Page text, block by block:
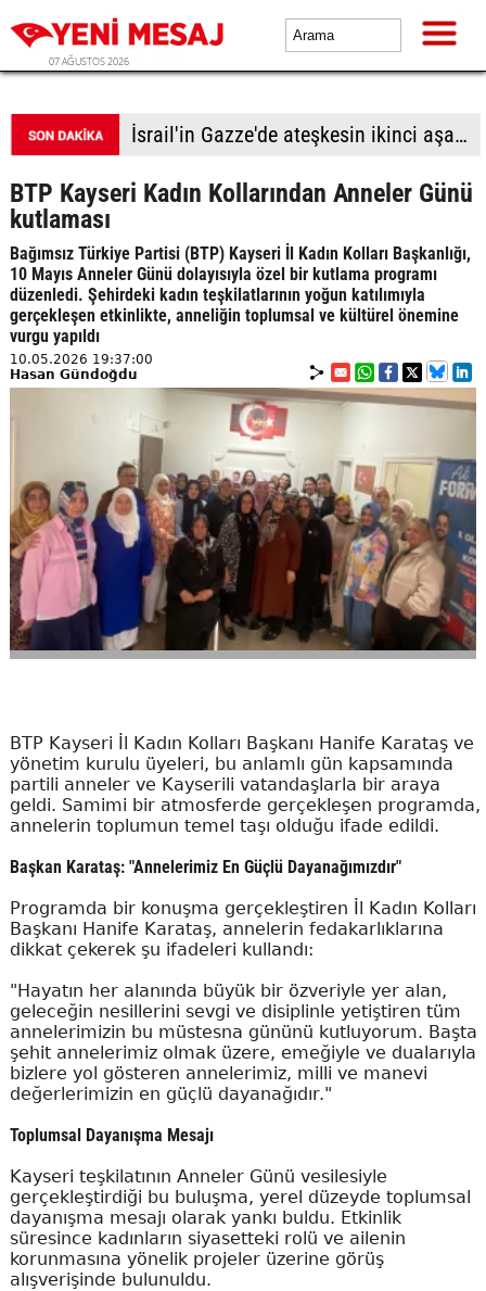
07 AĞUSTOS 2026
İsrail'in Gazze'de ateşkesin ikinci aşamasının uygulanmasına ilişkin yeni yol haritasını reddettiği bildirildi
BTP Kayseri Kadın Kollarından Anneler Günü
kutlaması
Bağımsız Türkiye Partisi (BTP) Kayseri İl Kadın Kolları Başkanlığı,
10 Mayıs Anneler Günü dolayısıyla özel bir kutlama programı
düzenledi. Şehirdeki kadın teşkilatlarının yoğun katılımıyla
gerçekleşen etkinlikte, anneliğin toplumsal ve kültürel önemine
vurgu yapıldı
10.05.2026 19:37:00
Hasan Gündoğdu
BTP Kayseri İl Kadın Kolları Başkanı Hanife Karataş ve
yönetim kurulu üyeleri, bu anlamlı gün kapsamında
partili anneler ve Kayserili vatandaşlarla bir araya
geldi. Samimi bir atmosferde gerçekleşen programda,
annelerin toplumun temel taşı olduğu ifade edildi.
Başkan Karataş: "Annelerimiz En Güçlü Dayanağımızdır"
Programda bir konuşma gerçekleştiren İl Kadın Kolları
Başkanı Hanife Karataş, annelerin fedakarlıklarına
dikkat çekerek şu ifadeleri kullandı:
"Hayatın her alanında büyük bir özveriyle yer alan,
geleceğin nesillerini sevgi ve disiplinle yetiştiren tüm
annelerimizin bu müstesna gününü kutluyorum. Başta
şehit annelerimiz olmak üzere, emeğiyle ve dualarıyla
bizlere yol gösteren annelerimiz, milli ve manevi
değerlerimizin en güçlü dayanağıdır."
Toplumsal Dayanışma Mesajı
Kayseri teşkilatının Anneler Günü vesilesiyle
gerçekleştirdiği bu buluşma, yerel düzeyde toplumsal
dayanışma mesajı olarak yankı buldu. Etkinlik
süresince kadınların siyasetteki rolü ve ailenin
korunmasına yönelik projeler üzerine görüş
alışverişinde bulunuldu.